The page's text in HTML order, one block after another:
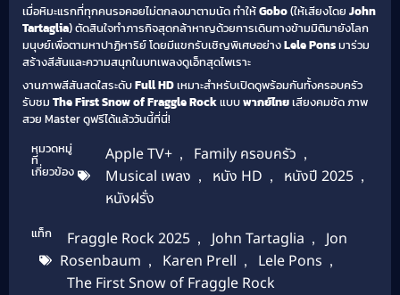
เมื่อหิมะแรกที่ทุกคนรอคอยไม่ตกลงมาตามนัด ทำให้Gobo(ให้เสียงโดย John
Tartaglia) ตัดสินใจทำภารกิจสุดกล้าหาญด้วยการเดินทางข้ามมิติมายังโลก
มนุษย์เพื่อตามหาปาฏิหาริย์ โดยมีแขกรับเชิญพิเศษอย่างLele Ponsมาร่วม
สร้างสีสันและความสนุกในบทเพลงดูเอ็ทสุดไพเราะ
งานภาพสีสันสดใสระดับFull HDเหมาะสำหรับเปิดดูพร้อมกันทั้งครอบครัว
รับชม The First Snow of Fraggle Rockแบบพากย์ไทยเสียงคมชัด ภาพ
สวย Master ดูฟรีได้แล้ววันนี้ที่นี่!
หมวดหมู่
ที่
เกี่ยวข้อง
Apple TV+ , Family ครอบครัว ,
Musical เพลง , หนัง HD , หนังปี 2025 ,
หนังฝรั่ง
แท็ก Fraggle Rock 2025 , John Tartaglia ,
Jon
Rosenbaum , Karen Prell , Lele Pons ,
The First Snow of Fraggle Rock